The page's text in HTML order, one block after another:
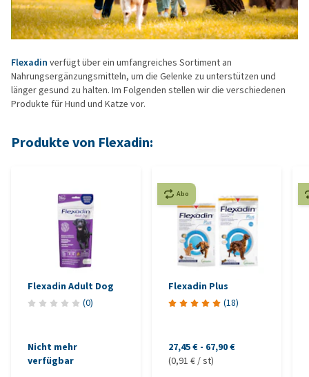
Flexadin verfügt über ein umfangreiches Sortiment an
Nahrungsergänzungsmitteln, um die Gelenke zu unterstützen und
länger gesund zu halten. Im Folgenden stellen wir die verschiedenen
Produkte für Hund und Katze vor.
Produkte von Flexadin:
Flexadin Adult Dog
(0)
Nicht mehr
verfügbar
Abo
Flexadin Plus
(18)
27,45 € - 67,90 €
(0,91 € / st)